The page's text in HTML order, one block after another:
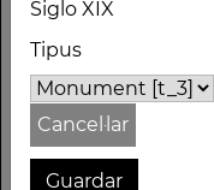
Siglo XIX
Tipus
Cancel·lar
CA L'ISHANDA
Autor
Període
Siglo XIX
Tipus